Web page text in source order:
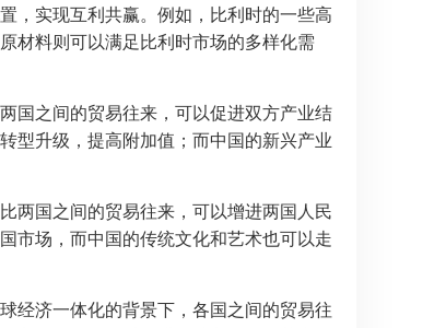
，实现互利共赢。例如，比利时的一些高
材料则可以满足比利时市场的多样化需
国之间的贸易往来，可以促进双方产业结
型升级，提高附加值；而中国的新兴产业
两国之间的贸易往来，可以增进两国人民
市场，而中国的传统文化和艺术也可以走
经济一体化的背景下，各国之间的贸易往